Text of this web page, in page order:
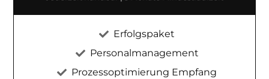
Erfolgspaket
Personalmanagement
Prozessoptimierung Empfang